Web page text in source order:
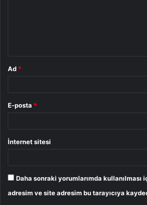
Ad *
E-posta *
İnternet sitesi
Daha sonraki yorumlarımda kullanılması
adresim ve site adresim bu tarayıcıya